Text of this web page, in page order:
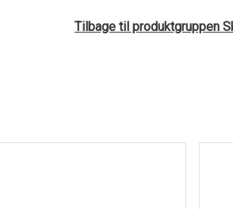
Tilbage til produktgruppen